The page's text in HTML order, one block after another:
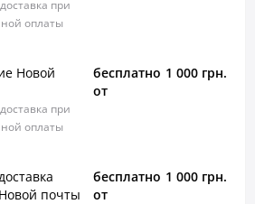
при
оплаты
Новой
при
оплаты
бесплатно
от
1 000 грн.
почты
бесплатно
от
1 000 грн.